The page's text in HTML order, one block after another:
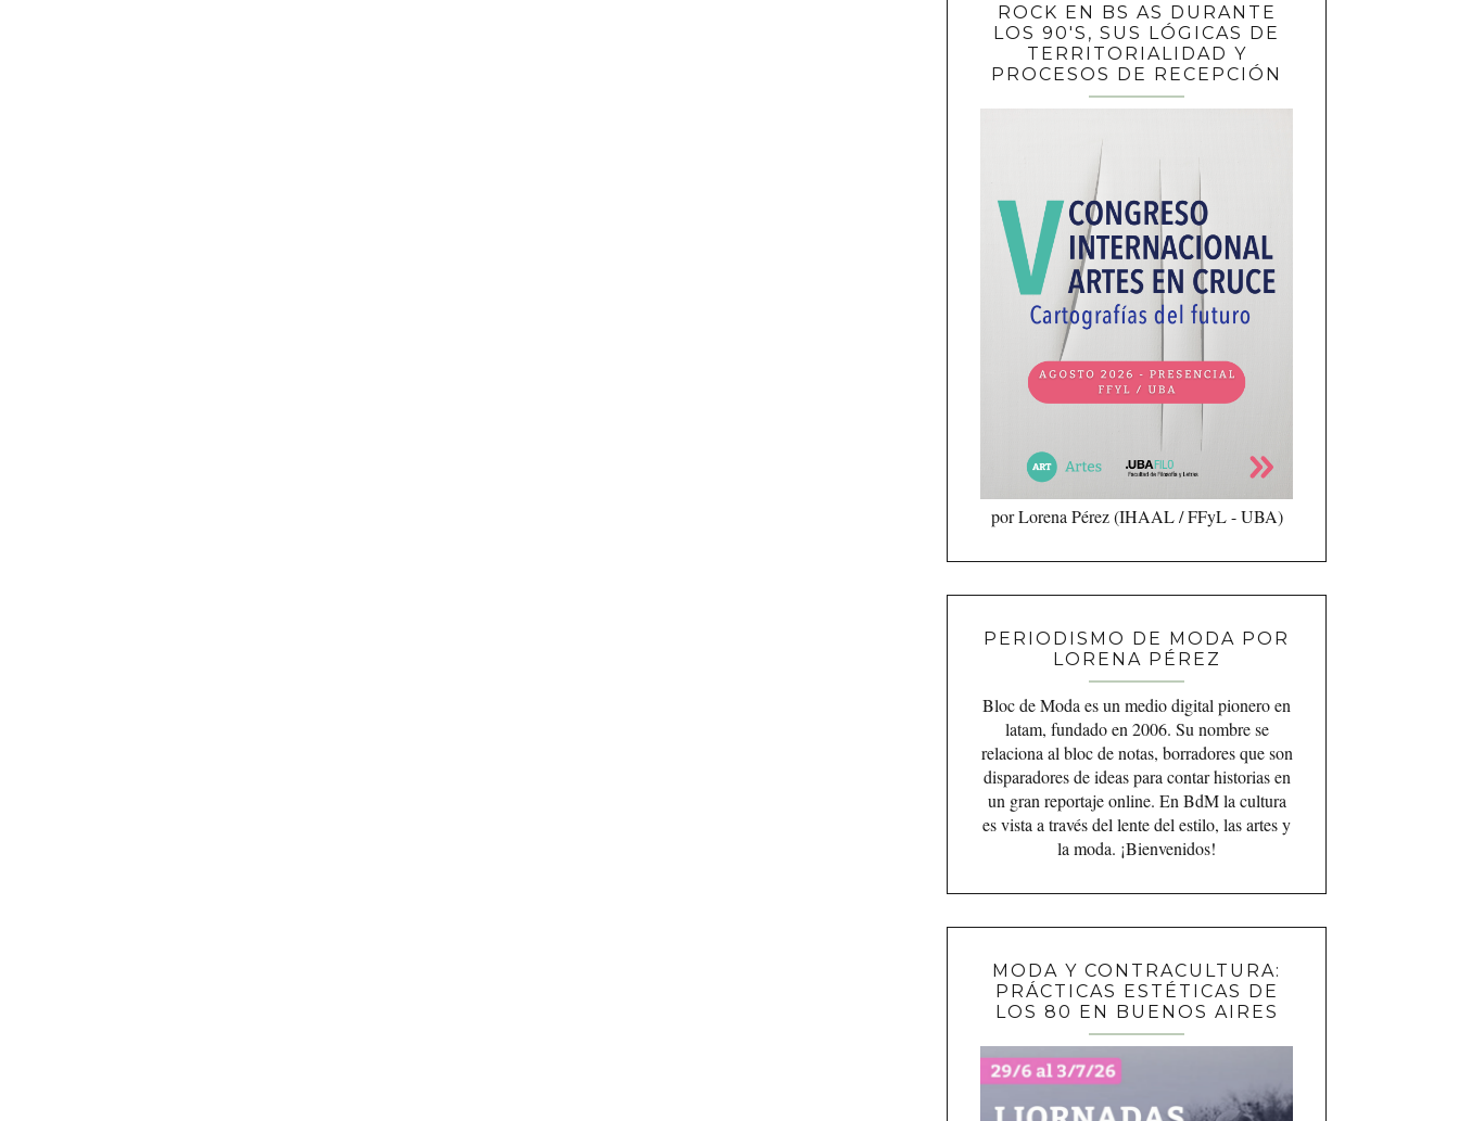
ROCK EN BS AS DURANTE
LOS 90'S, SUS LÓGICAS DE
TERRITORIALIDAD Y
PROCESOS DE RECEPCIÓN
por Lorena Pérez (IHAAL / FFyL - UBA)
PERIODISMO DE MODA POR
LORENA PÉREZ
Bloc de Moda es un medio digital pionero en
latam, fundado en 2006. Su nombre se
relaciona al bloc de notas, borradores que son
disparadores de ideas para contar historias en
un gran reportaje online. En BdM la cultura
es vista a través del lente del estilo, las artes y
la moda. ¡Bienvenidos!
MODA Y CONTRACULTURA:
PRÁCTICAS ESTÉTICAS DE
LOS 80 EN BUENOS AIRES